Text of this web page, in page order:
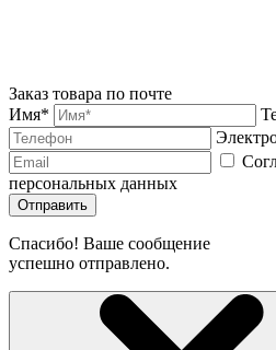
Заказ товара по почте
Имя*
персональных данных
Отправить
Спасибо! Ваше сообщение
успешно отправлено.